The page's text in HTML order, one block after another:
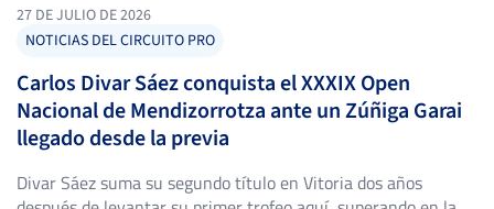
27 DE JULIO DE 2026
NOTICIAS DEL CIRCUITO PRO
Carlos Divar Sáez conquista el XXXIX Open
Nacional de Mendizorrotza ante un Zúñiga Garai
llegado desde la previa
Divar Sáez suma su segundo título en Vitoria dos años